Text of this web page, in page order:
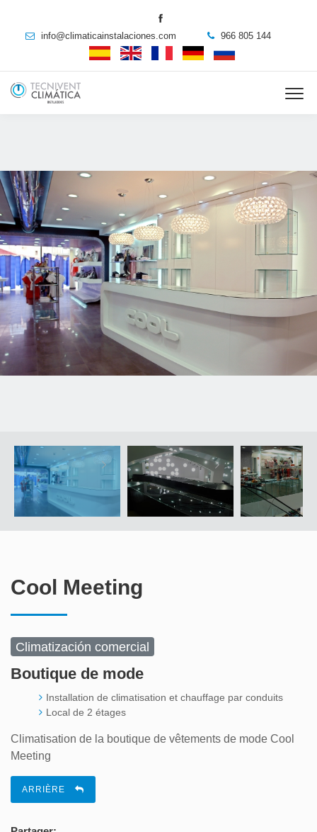
info@climaticainstalaciones.com 966 805 144
Cool Meeting
Climatización comercial
Boutique de mode
Installation de climatisation et chauffage par conduits
Local de 2 étages
Climatisation de la boutique de vêtements de mode Cool
Meeting
ARRIÈRE